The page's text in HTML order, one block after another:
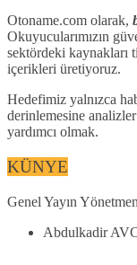
Otoname.com olarak,
Okuyucularımızın
sektördeki kaynakları
içerikleri üretiyoruz.
Hedefimiz yalnızca
derinlemesine
yardımcı olmak.
KÜNYE
Genel Yayın
Abdulkadir